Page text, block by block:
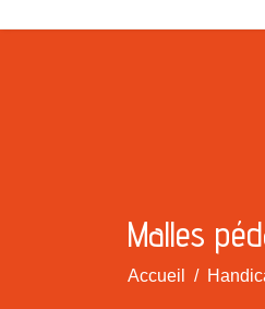
Malles
Accueil